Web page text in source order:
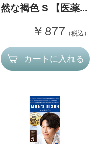
然な褐色 S 【医薬...
￥877 （税込）
カートに入れる